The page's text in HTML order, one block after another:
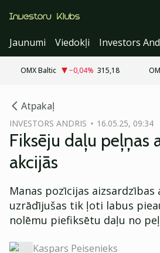
Jaunumi
Viedokļi Investors
OMX Baltic −0,04% 315,18
Atpakaļ
INVESTORS ANDRIS 16.05.25, 09:34
Fiksēju daļu peļņas
akcijās
Manas pozīcijas aizsardzības
uzrādījušas tik ļoti labus
nolēmu piefiksētu daļu no
Kaspars Peisenieks